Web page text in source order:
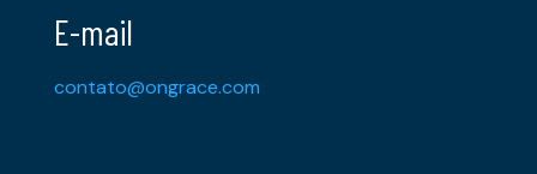
E-mail
contato@ongrace.com